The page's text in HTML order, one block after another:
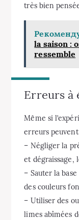
très bien
la saison :
ressemble
Erreurs à
Même si
erreurs
– Négliger la
et dégraissage,
– Sauter la
des couleurs
– Utiliser des
limes abîmées